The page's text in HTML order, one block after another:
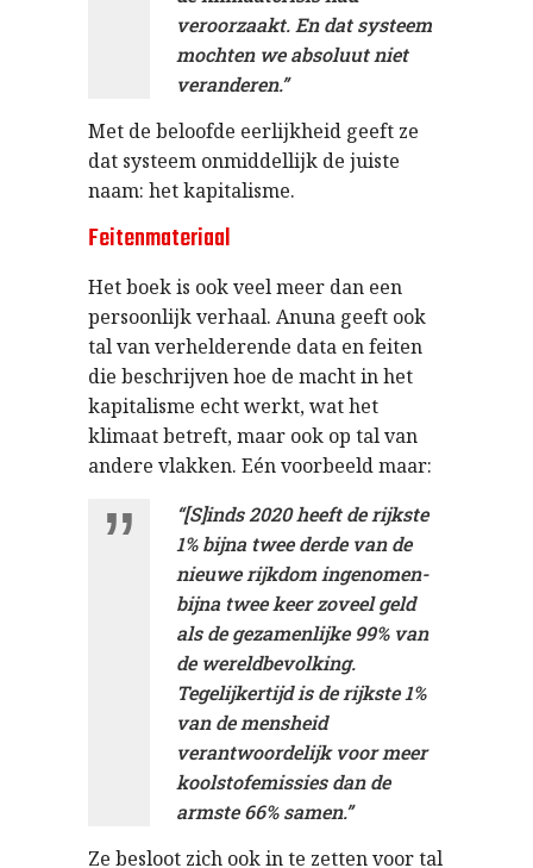
veroorzaakt. En dat systeem
mochten we absoluut niet
veranderen.”
Met de beloofde eerlijkheid geeft ze
dat systeem onmiddellijk de juiste
naam: het kapitalisme.
Feitenmateriaal
Hetboekis ookveelmeer dan een
persoonlijkverhaal. Anuna geeft ook
talvanverhelderende data enfeiten
die beschrijvenhoe de machtin het
kapitalisme echtwerkt,wathet
klimaatbetreft,maar ook op talvan
andere vlakken. Eénvoorbeeldmaar:
“[S]inds 2020 heeft de rijkste
1% bijna twee derde van de
nieuwe rijkdom ingenomen-
bijna twee keer zoveel geld
als de gezamenlijke 99% van
de wereldbevolking.
Tegelijkertijd is de rijkste 1%
van de mensheid
verantwoordelijk voor meer
koolstofemissies dan de
armste 66% samen.”
Ze besloot zich ook in te zetten voor tal